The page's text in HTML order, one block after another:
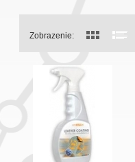
Zobrazenie: